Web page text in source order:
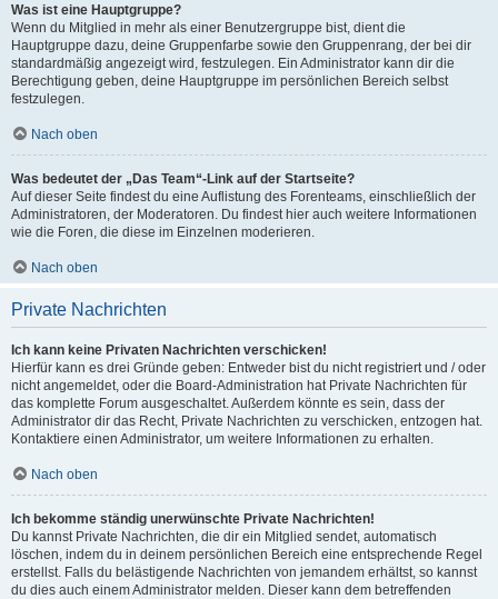
Was ist eine Hauptgruppe?
Wenn du Mitglied in mehr als einer Benutzergruppe bist, dient die
Hauptgruppe dazu, deine Gruppenfarbe sowie den Gruppenrang, der bei dir
standardmäßig angezeigt wird, festzulegen. Ein Administrator kann dir die
Berechtigung geben, deine Hauptgruppe im persönlichen Bereich selbst
festzulegen.
Nach oben
Was bedeutet der „Das Team“-Link auf der Startseite?
Auf dieser Seite findest du eine Auflistung des Forenteams, einschließlich der
Administratoren, der Moderatoren. Du findest hier auch weitere Informationen
wie die Foren, die diese im Einzelnen moderieren.
Nach oben
Private Nachrichten
Ich kann keine Privaten Nachrichten verschicken!
Hierfür kann es drei Gründe geben: Entweder bist du nicht registriert und / oder
nicht angemeldet, oder die Board-Administration hat Private Nachrichten für
das komplette Forum ausgeschaltet. Außerdem könnte es sein, dass der
Administrator dir das Recht, Private Nachrichten zu verschicken, entzogen hat.
Kontaktiere einen Administrator, um weitere Informationen zu erhalten.
Nach oben
Ich bekomme ständig unerwünschte Private Nachrichten!
Du kannst Private Nachrichten, die dir ein Mitglied sendet, automatisch
löschen, indem du in deinem persönlichen Bereich eine entsprechende Regel
erstellst. Falls du belästigende Nachrichten von jemandem erhältst, so kannst
du dies auch einem Administrator melden. Dieser kann dem betreffenden